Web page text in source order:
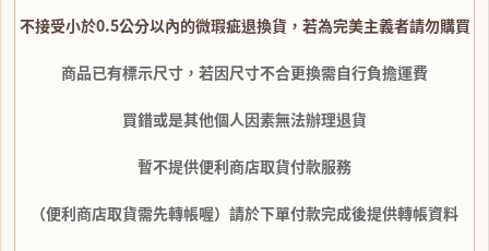
不接受小於0.5公分以內的微瑕疵退換貨，若為完美主義者請勿購買
商品已有標示尺寸，若因尺寸不合更換需自行負擔運費
買錯或是其他個人因素無法辦理退貨
暫不提供便利商店取貨付款服務
（便利商店取貨需先轉帳喔）請於下單付款完成後提供轉帳資料